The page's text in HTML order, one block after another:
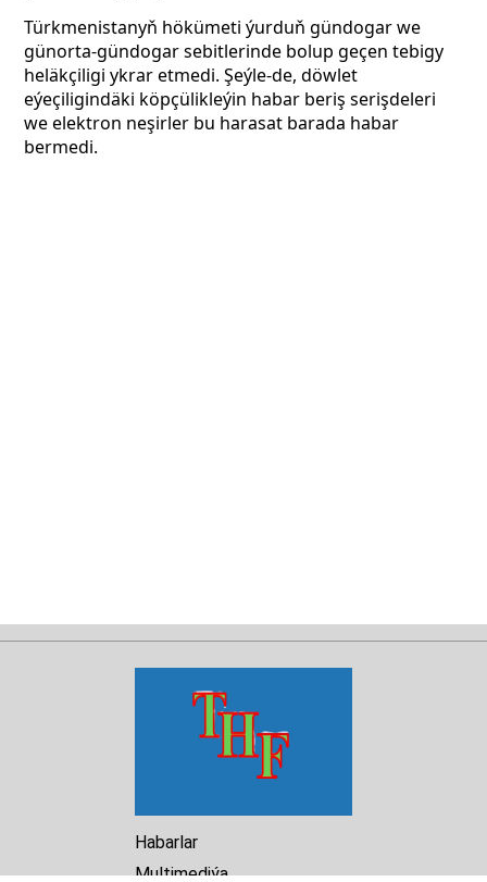
Türkmenistanyň hökümeti ýurduň gündogar we
günorta-gündogar sebitlerinde bolup geçen tebigy
heläkçiligi ykrar etmedi. Şeýle-de, döwlet
eýeçiligindäki köpçülikleýin habar beriş serişdeleri
we elektron neşirler bu harasat barada habar
bermedi.
Habarlar
Multimediýa